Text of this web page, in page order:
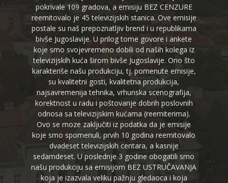
pokrivale 109 gradova, a emisiju BEZ CENZURE
reemitovalo je 45 televizijskih stanica. Ove emisije
postale su naš prepoznatljiv brend i u republikama
bivše Jugoslavije. U prilog tome govore i ankete
koje smo svojevremeno dobili od naših kolega iz
televizijskih kuća širom bivše Jugoslavije. Ono što
karakteriše našu produkciju, tj. pomenute emisije,
su kvalitetni gosti, kvalitetna produkcija,
najsavremenija tehnika, vrhunska scenografija,
korektnost u radu i poštovanje dobrih poslovnih
odnosa sa televizijskim kućama (reemiterima).
Ovo se moze zaključiti iz podatka da je emisije
koje smo spomenuli, prvih 10 godina reemitovalo
dvadeset televizijskih centara, a kasnije
sedamdeset. U poslednje 3 godine obogatili smo
našu produkciju sa emisijom BEZ USTRUČAVANJA
koja je izazvala veliku pažnju gledaoca i koja